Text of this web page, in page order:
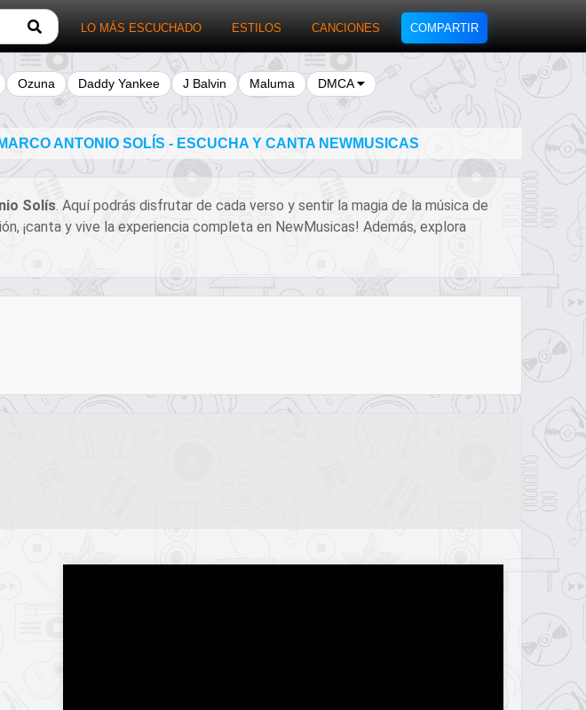
LO MÁS ESCUCHADO ESTILOS CANCIONES COMPARTIR
Ozuna Daddy Yankee J Balvin Maluma DMCA
ANTONIO SOLÍS - ESCUCHA Y CANTA NEWMUSICAS
Solís. Aquí podrás disfrutar de cada verso y sentir la magia de la música de
¡canta y vive la experiencia completa en NewMusicas! Además, explora